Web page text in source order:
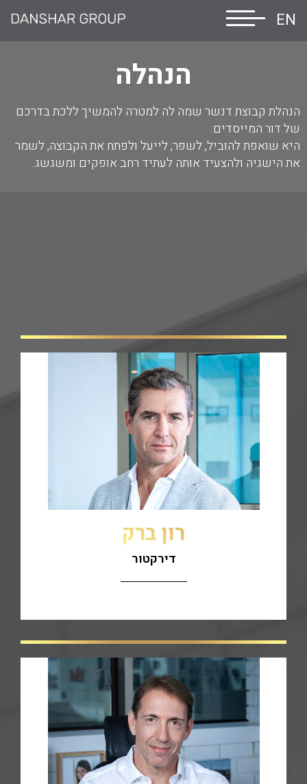
EN
הנהלה
הנהלת קבוצת דנשר שמה לה למטרה להמשיך ללכת בדרכם
של דור המייסדים.
היא שואפת להוביל, לשפר, לייעל ולפתח את הקבוצה, לשמר
את הישגיה ולהצעיד אותה לעתיד רחב אופקים ומשגשג.
רון ברק
דירקטור